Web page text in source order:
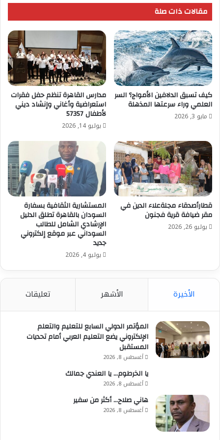
مقالات ذات صلة
كيف تسبق الدلافين الأمواج؟ السر
العلمي وراء سرعتها المذهلة
مايو 3, 2026
مدارس القاهرة تنظم حفل فقرات
استعراضية وأغاني وإنشاد ديني
لأطفال 57357
يوليو 14, 2026
قطارأصدقاء مجلةعلاء الدين في
مقر ضيافة قرية فجنون
يوليو 26, 2026
المستشارية الثقافية بسفارة
السودان بالقاهرة تطلق الدليل
الإرشادي الشامل للطالب
السوداني عبر موقع إلكتروني
جديد
يوليو 4, 2026
الأخيرة الأشهر تعليقات
المؤتمر الدولي السابع للتعليم والتعلم
الإلكتروني يضع التعليم العربي أمام تحديات
المستقبل
أغسطس 8, 2026
يا الخرطوم… يا العندي جمالك
أغسطس 8, 2026
هاني صلاح… أكثر من سفير
أغسطس 8, 2026